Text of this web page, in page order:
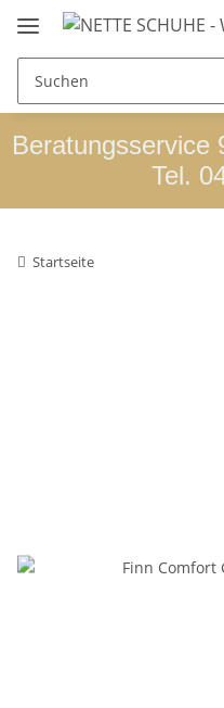
Tel.
Startseite